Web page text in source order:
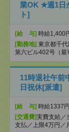
業OK ★週1日
ト]
[給 与] 時給1,400
[勤務地] 東京都千
第六ビル402号（最
11時退社午前
日祝休[派遣]
[給 与] 時給1337円
[交通費]実費支給／
支払／上限4万円／